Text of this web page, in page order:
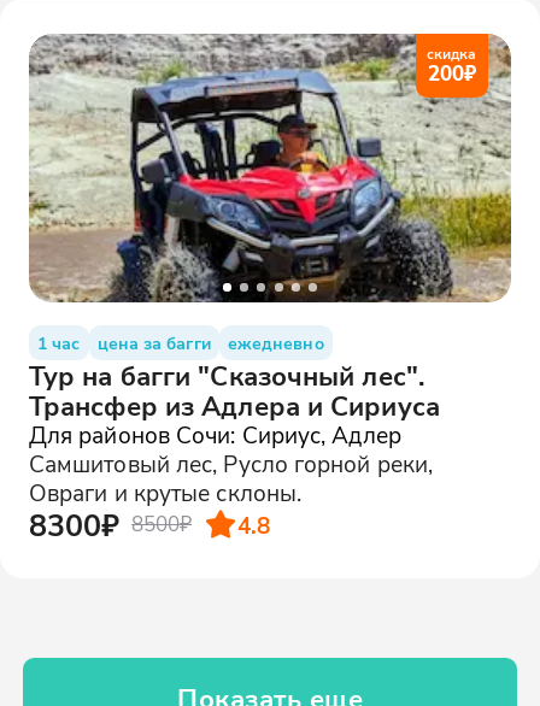
скидка
200₽
1 час цена за багги ежедневно
Тур на багги "Сказочный лес".
Трансфер из Адлера и Сириуса
Для районов Сочи: Сириус, Адлер
Самшитовый лес, Русло горной реки,
Овраги и крутые склоны.
8300₽ 8500₽ 4.8
Показать еще